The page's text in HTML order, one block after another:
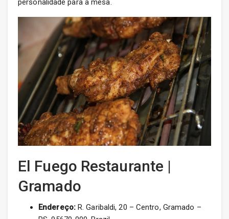
personalidade para a mesa.
El Fuego Restaurante |
Gramado
Endereço:R. Garibaldi, 20 – Centro, Gramado –